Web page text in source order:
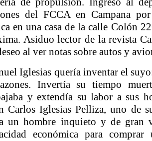
del FCCA en Campana
en una casa de la calle Colón
Asiduo lector de la revista
al ver notas sobre autos y
Iglesias quería inventar el
Invertía su tiempo
y extendía su labor a sus
Carlos Iglesias Pelliza, uno de
un hombre inquieto y de gran
económica para